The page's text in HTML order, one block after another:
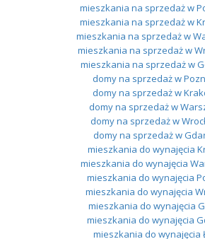
mieszkania na sprzedaż w
mieszkania na sprzedaż w
mieszkania na sprzedaż w
mieszkania na sprzedaż w
mieszkania na sprzedaż w
domy na sprzedaż w
domy na sprzedaż w
domy na sprzedaż w
domy na sprzedaż w
domy na sprzedaż w
mieszkania do wynajęcia
mieszkania do wynajęcia
mieszkania do wynajęcia
mieszkania do wynajęcia
mieszkania do wynajęcia
mieszkania do wynajęcia
mieszkania do wynajęcia